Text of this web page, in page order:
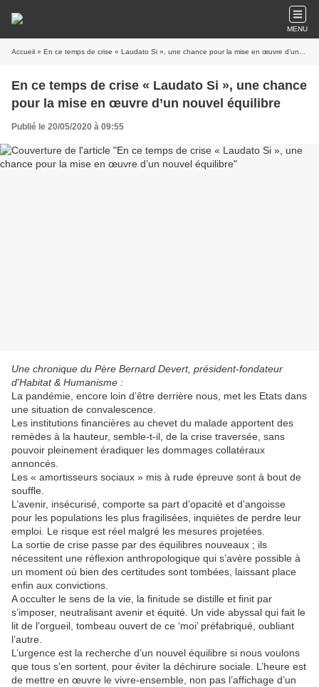
MENU
Accueil » En ce temps de crise « Laudato Si », une chance pour la mise en œuvre d’un nouvel équilibre
En ce temps de crise « Laudato Si », une chance
pour la mise en œuvre d’un nouvel équilibre
Publié le 20/05/2020 à 09:55
Une chronique du Père Bernard Devert, président-fondateur
d'Habitat & Humanisme :
La pandémie, encore loin d’être derrière nous, met les Etats dans
une situation de convalescence.
Les institutions financières au chevet du malade apportent des
remèdes à la hauteur, semble-t-il, de la crise traversée, sans
pouvoir pleinement éradiquer les dommages collatéraux
annoncés.
Les « amortisseurs sociaux » mis à rude épreuve sont à bout de
souffle.
L’avenir, insécurisé, comporte sa part d’opacité et d’angoisse
pour les populations les plus fragilisées, inquiètes de perdre leur
emploi. Le risque est réel malgré les mesures projetées.
La sortie de crise passe par des équilibres nouveaux ; ils
nécessitent une réflexion anthropologique qui s’avère possible à
un moment où bien des certitudes sont tombées, laissant place
enfin aux convictions.
A occulter le sens de la vie, la finitude se distille et finit par
s’imposer, neutralisant avenir et équité. Un vide abyssal qui fait le
lit de l’orgueil, tombeau ouvert de ce ‘moi’ préfabriqué, oubliant
l’autre.
L’urgence est la recherche d’un nouvel équilibre si nous voulons
que tous s’en sortent, pour éviter la déchirure sociale. L’heure est
de mettre en œuvre le vivre-ensemble, non pas l’affichage d’un